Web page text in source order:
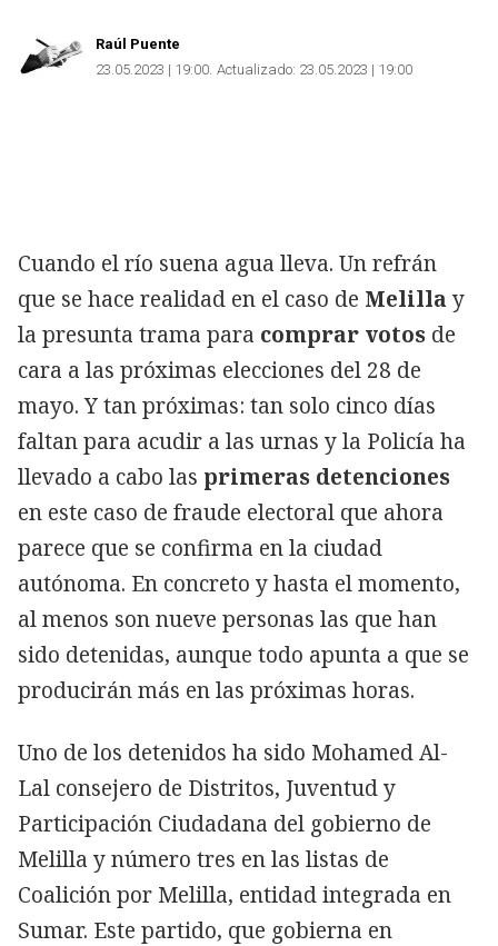
Raúl Puente
23.05.2023 | 19:00 Actualizado: 23.05.2023 | 19:00
Cuando el río suena agua lleva. Un refrán
que se hace realidad en el caso de Melilla y
la presunta trama para comprar votos de
cara a las próximas elecciones del 28 de
mayo. Y tan próximas: tan solo cinco días
faltan para acudir a las urnas y la Policía ha
llevado a cabo las primeras detenciones
en este caso de fraude electoral que ahora
parece que se confirma en la ciudad
autónoma. En concreto y hasta el momento,
al menos son nueve personas las que han
sido detenidas, aunque todo apunta a que se
producirán más en las próximas horas.
Uno de los detenidos ha sido Mohamed Al-
Lal consejero de Distritos, Juventud y
Participación Ciudadana del gobierno de
Melilla y número tres en las listas de
Coalición por Melilla, entidad integrada en
Sumar. Este partido, que gobierna en